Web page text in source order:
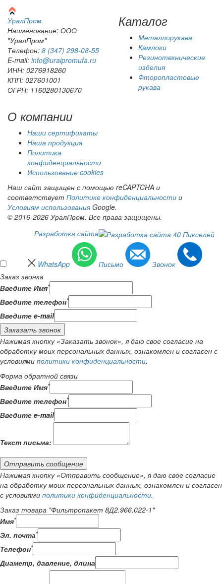
УралПром
Наименование: ООО
"УралПром"
Телефон: 8 (347) 298‑08‑55
E-mail: info@uralpromufa.ru
ИНН: 0276918260
КПП: 027601001
ОГРН: 1160280130670
Каталог
Металлорукава
Камлоки
Резинотехнические
изделия
Фторопластовые
рукава
О компании
Наши сертификаты
Наша продукция
Политика
конфиденциальности
Использование cookies
Наш сайт защищен с помощью reCAPTCHA и
соответствует Политике конфиденциальности и
Условиям использования Google.
© 2016-2026 УралПром. Все права защищены.
Разработка сайта
WhatsApp Письмо
Звонок
Заказ звонка
Введите Имя*
Введите телефон*
Введите e-mail
Заказать звонок
Нажимая кнопку «Заказать звонок», я даю свое согласие на
обработку моих персональных данных, ознакомлен и согласен с
условиями политики конфиденциальности.
Форма обратной связи
Введите Имя*
Введите телефон*
Введите e-mail
Текст письма:
Отправить сообщение
Нажимая кнопку «Отправить сообщение», я даю свое согласие
на обработку моих персональных данных, ознакомлен и согласен
с условиями политики конфиденциальности.
Заказ товара "Фильтропакет 8Д2.966.022-1"
Имя*
Эл. почта*
Телефон*
Диаметр, давление, длина